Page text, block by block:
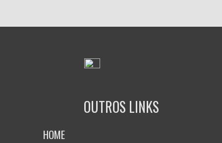
OUTROS LINKS
HOME